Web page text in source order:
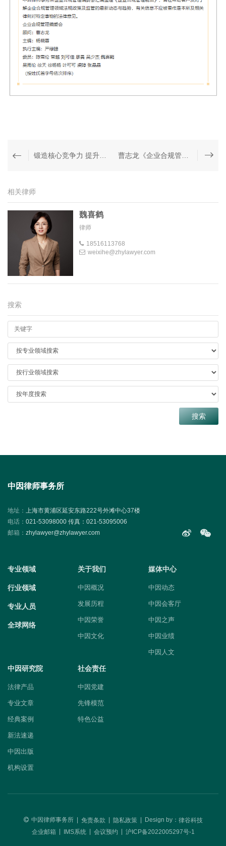
锻造核心竞争力 提升执业战斗力丨中因所第一期青年律师综合素质训练营 曹志龙《企业合规管理：操作指引与案例解析》第2版正式发行
相关律师
魏喜鹤
律师
18516113768
weixihe@zhylawyer.com
搜索
中因律师事务所
地址： 上海市黄浦区延安东路222号外滩中心37楼
电话： 021-53098000 传真：021-53095006
邮箱： zhylawyer@zhylawyer.com
专业领域
行业领域
专业人员
全球网络
关于我们
中因概况
发展历程
中因荣誉
中因文化
媒体中心
中因动态
中因会客厅
中因之声
中因业绩
中因人文
中因研究院
法律产品
专业文章
经典案例
新法速递
中因出版
机构设置
社会责任
中因党建
先锋模范
特色公益
中因律师事务所 免责条款 隐私政策 Design by： 律谷科技
企业邮箱 | IMS系统 | 会议预约 | 沪ICP备2022005297号-1